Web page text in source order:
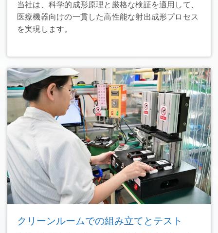
当社は、科学的成形原理と厳格な検証を適用して、
医療機器向けの一貫した高性能な射出成形プロセス
を実現します。
クリーンルームでの組み立てとテスト